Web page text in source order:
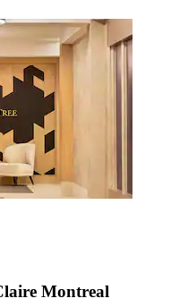
Montreal